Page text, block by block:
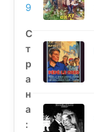
9
С
т
р
а
н
а
: